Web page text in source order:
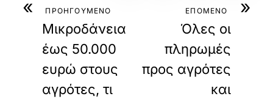
« ΠΡΟΗΓΟΥΜΕΝΟ
Μικροδάνεια
έως 50.000
ευρώ στους
αγρότες, τι
»
ΕΠΟΜΕΝΟ
Όλες οι
πληρωμές
προς αγρότες
και